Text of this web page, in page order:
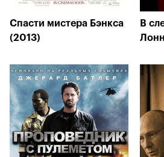
Спасти мистера Бэнкса
(2013)
В